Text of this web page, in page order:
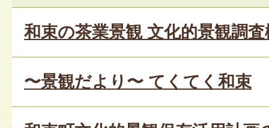
和束の茶業景観 文化的景観調
〜景観だより〜 てくてく和束